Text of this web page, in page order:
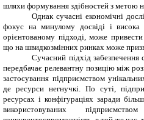
шляхи формування здібностей з метою
Однак сучасні економічні
фокус на минулому досвіді і висока
орієнтованому підході, може
що на швидкозмінних ринках може
Сучасний підхід забезпечення
передбачає релевантну позицію між
застосування підприємством
де ресурси негнучкі. По суті,
ресурсах і конфігураціях заради
використовуваних